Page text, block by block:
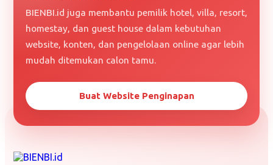
BIENBI.id juga membantu pemilik hotel, villa, resort,
homestay, dan guest house dalam kebutuhan
website, konten, dan pengelolaan online agar lebih
mudah ditemukan calon tamu.
Buat Website Penginapan